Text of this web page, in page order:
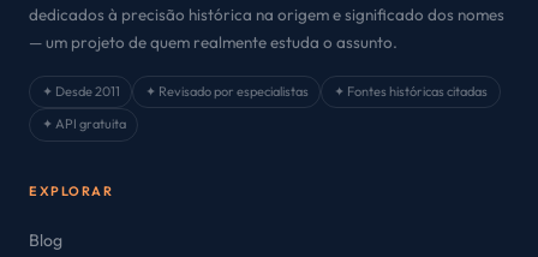
dedicados à precisão histórica na origem e significado dos nomes
— um projeto de quem realmente estuda o assunto.
✦ Desde 2011 ✦ Revisado por especialistas
✦ Fontes históricas citadas
✦ API gratuita
EXPLORAR
Blog